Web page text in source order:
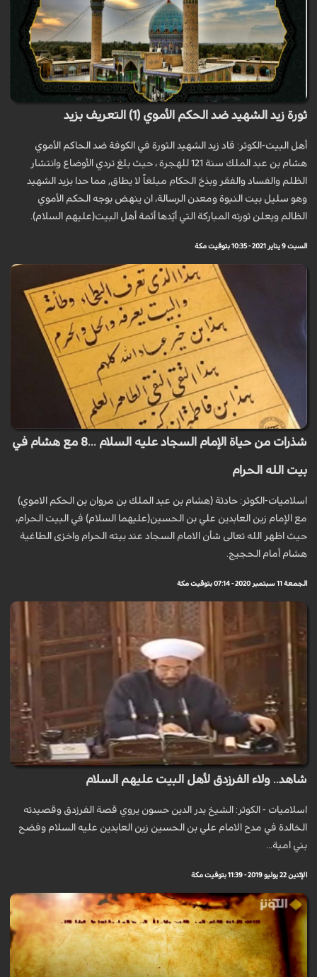
ثورة زيد الشهيد ضد الحكم الأموي (1) التعريف بزيد
أهل البيت-الكوثر: قاد زيد الشهيد الثورة في الكوفة ضد الحاكم الأموي
هشام بن عبد الملك سنة 121 للهجرة ، حيث بلغ تردي الأوضاع وانتشار
الظلم والفساد والفقر وبذخ الحكام مبلغاً لا يطاق, مما حدا بزيد الشهيد
وهو سليل بيت النبوة ومعدن الرسالة، ان ينهض بوجه الحكم الأموي
الظالم ويعلن ثورته المباركة التي أيّدها أئمة أهل البيت(عليهم السلام).
السبت 9 يناير 2021 - 10:35 بتوقيت مكة
شذرات من حياة الإمام السجاد عليه السلام ...8 مع هشام في
بيت الله الحرام
اسلاميات-الكوثر: حادثة (هشام بن عبد الملك بن مروان بن الحكم الاموي)
مع الإمام زين العابدين علي بن الحسين(عليهما السلام) في البيت الحرام،
حيث اظهر الله تعالى شأن الامام السجاد عند بيته الحرام واخزى الطاغية
هشام أمام الحجيج.
الجمعة 11 سبتمبر 2020 - 07:14 بتوقيت مكة
شاهد.. ولاء الفرزدق لأهل البيت عليهم السلام
اسلاميات - الكوثر: الشيخ بدر الدين حسون يروي قصة الفرزدق وقصيدته
الخالدة في مدح الامام علي بن الحسين زين العابدين عليه السلام وفضح
بني امية...
الإثنين 22 يوليو 2019 - 11:39 بتوقيت مكة